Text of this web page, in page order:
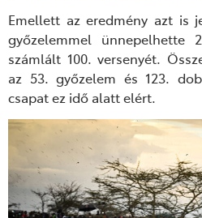
Emellett az eredmény azt is
győzelemmel ünnepelhette
számlált 100. versenyét.
az 53. győzelem és 123.
csapat ez idő alatt elért.